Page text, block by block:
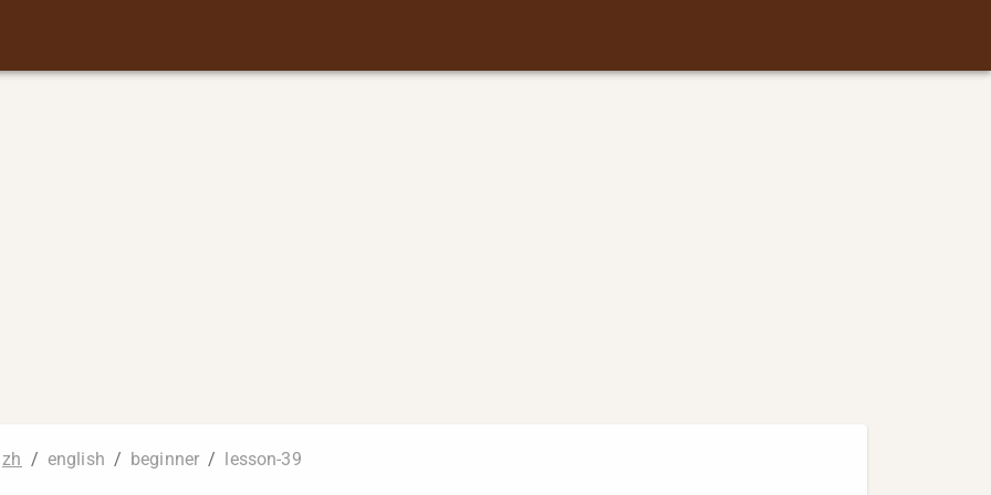
zh / english / beginner / lesson-39